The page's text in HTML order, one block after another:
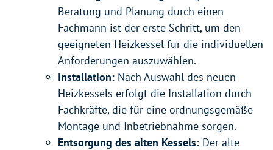
Beratung und Planung durch einen
Fachmann ist der erste Schritt, um den
geeigneten Heizkessel für die individuellen
Anforderungen auszuwählen.
Installation: Nach Auswahl des neuen
Heizkessels erfolgt die Installation durch
Fachkräfte, die für eine ordnungsgemäße
Montage und Inbetriebnahme sorgen.
Entsorgung des alten Kessels: Der alte